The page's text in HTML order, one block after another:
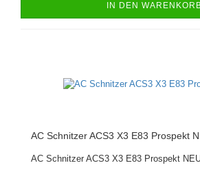
IN DEN
AC Schnitzer ACS3 X3 E83 Prospekt
AC Schnitzer ACS3 X3 E83 Prospekt